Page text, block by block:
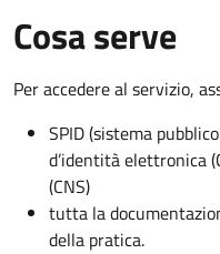
Cosa serve
Per accedere al servizio,
SPID (sistema
d’identità elettronica
(CNS)
tutta la
della pratica.